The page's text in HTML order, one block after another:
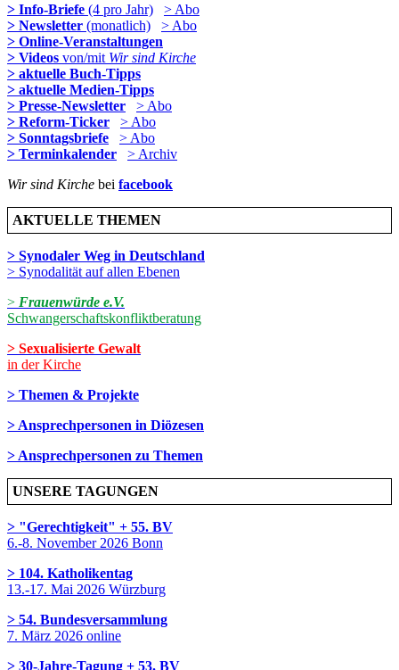
> Info-Briefe (4 pro Jahr)
> Abo
> Newsletter (monatlich)
> Abo
> Online-Veranstaltungen
> Videos von/mit Wir sind Kirche
> aktuelle Buch-Tipps
> aktuelle Medien-Tipps
> Presse-Newsletter
> Abo
> Reform-Ticker
> Abo
> Sonntagsbriefe
> Abo
> Terminkalender
> Archiv
Wir sind Kirche bei facebook
AKTUELLE THEMEN
> Synodaler Weg in Deutschland
> Synodalität auf allen Ebenen
> Frauenwürde e.V.
Schwangerschaftskonfliktberatung
> Sexualisierte Gewalt
in der Kirche
> Themen & Projekte
> Ansprechpersonen in Diözesen
> Ansprechpersonen zu Themen
UNSERE TAGUNGEN
> "Gerechtigkeit" + 55. BV
6.-8. November 2026 Bonn
> 104. Katholikentag
13.-17. Mai 2026 Würzburg
> 54. Bundesversammlung
7. März 2026 online
> 30-Jahre-Tagung + 53. BV